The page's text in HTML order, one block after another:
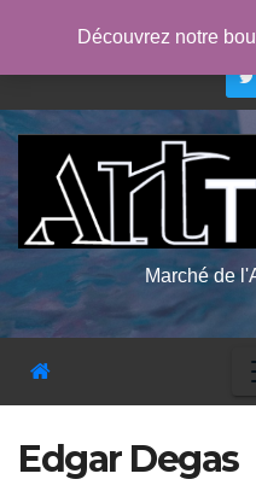
ven. Août 7th,
Marché de
Edgar Degas
Découvrez notre